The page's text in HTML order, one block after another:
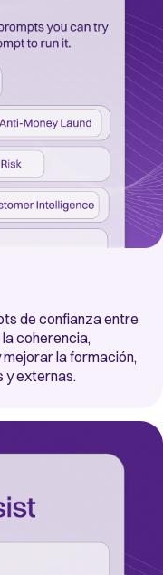
de confianza entre
coherencia,
la formación,
y externas.